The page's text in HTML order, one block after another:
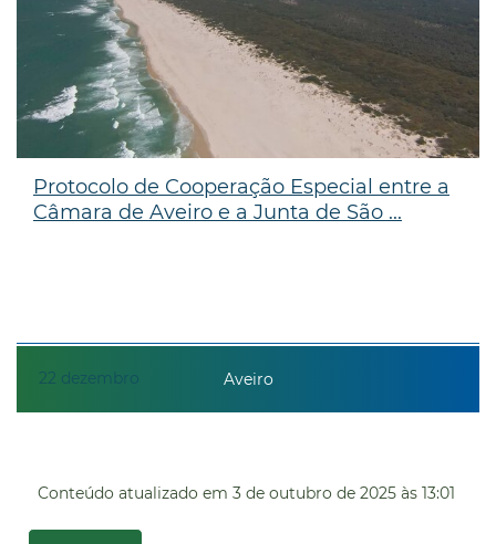
22 dezembro
Protocolo de Cooperação Especial entre a
Câmara de Aveiro e a Junta de São ...
Aveiro
Conteúdo atualizado em 3 de outubro de 2025 às 13:01